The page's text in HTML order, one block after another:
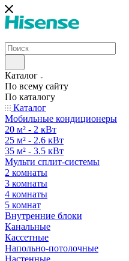
Каталог
По всему сайту
По каталогу
Каталог
Мобильные кондиционеры
20 м² - 2 кВт
25 м² - 2.6 кВт
35 м² - 3.5 кВт
Мульти сплит-системы
2 комнаты
3 комнаты
4 комнаты
5 комнат
Внутренние блоки
Канальные
Кассетные
Напольно-потолочные
Настенные